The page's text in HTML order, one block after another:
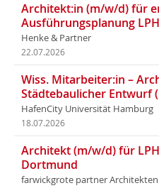
Architekt:in (m/w/d) für
Ausführungsplanung
Henke & Partner
22.07.2026
Wiss. Mitarbeiter:in –
Städtebaulicher Entwurf
HafenCity Universität Hamburg
18.07.2026
Architekt (m/w/d) für
Dortmund
farwickgrote partner